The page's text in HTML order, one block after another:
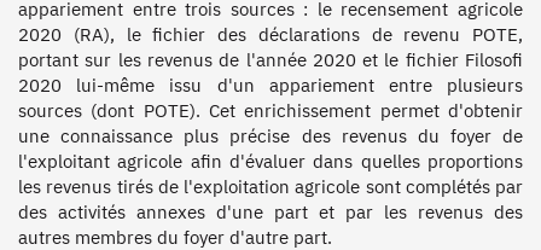
appariement entre trois sources : le recensement agricole
2020 (RA), le fichier des déclarations de revenu POTE,
portant sur les revenus de l'année 2020 et le fichier Filosofi
2020 lui-même issu d'un appariement entre plusieurs
sources (dont POTE). Cet enrichissement permet d'obtenir
une connaissance plus précise des revenus du foyer de
l'exploitant agricole afin d'évaluer dans quelles proportions
les revenus tirés de l'exploitation agricole sont complétés par
des activités annexes d'une part et par les revenus des
autres membres du foyer d'autre part.